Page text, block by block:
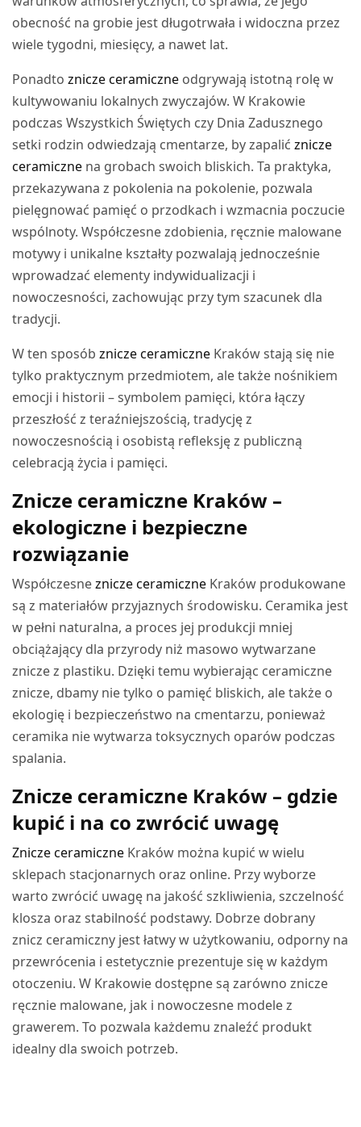
obecność na grobie jest długotrwała i widoczna przez
wiele tygodni, miesięcy, a nawet lat.
Ponadtoznicze ceramiczne odgrywają istotną rolę w
kultywowaniu lokalnych zwyczajów. W Krakowie
podczas Wszystkich Świętych czy Dnia Zadusznego
setki rodzin odwiedzają cmentarze, by zapalićznicze
ceramiczne na grobach swoich bliskich. Ta praktyka,
przekazywana z pokolenia na pokolenie, pozwala
pielęgnować pamięć o przodkach i wzmacnia poczucie
wspólnoty. Współczesne zdobienia, ręcznie malowane
motywy i unikalne kształty pozwalają jednocześnie
wprowadzać elementy indywidualizacji i
nowoczesności, zachowując przy tym szacunek dla
tradycji.
W ten sposóbznicze ceramiczne Kraków stają się nie
tylko praktycznym przedmiotem, ale także nośnikiem
emocji i historii – symbolem pamięci, która łączy
przeszłość z teraźniejszością, tradycję z
nowoczesnością i osobistą refleksję z publiczną
celebracją życia i pamięci.
Znicze ceramiczne Kraków –
ekologiczne i bezpieczne
rozwiązanie
Współczesneznicze ceramiczne Kraków produkowane
są z materiałów przyjaznych środowisku. Ceramika jest
w pełni naturalna, a proces jej produkcji mniej
obciążający dla przyrody niż masowo wytwarzane
znicze z plastiku. Dzięki temu wybierając ceramiczne
znicze, dbamy nie tylko o pamięć bliskich, ale także o
ekologię i bezpieczeństwo na cmentarzu, ponieważ
ceramika nie wytwarza toksycznych oparów podczas
spalania.
Znicze ceramiczne Kraków – gdzie
kupić i na co zwrócić uwagę
Znicze ceramiczne Kraków można kupić w wielu
sklepach stacjonarnych oraz online. Przy wyborze
warto zwrócić uwagę na jakość szkliwienia, szczelność
klosza oraz stabilność podstawy. Dobrze dobrany
znicz ceramiczny jest łatwy w użytkowaniu, odporny na
przewrócenia i estetycznie prezentuje się w każdym
otoczeniu. W Krakowie dostępne są zarówno znicze
ręcznie malowane, jak i nowoczesne modele z
grawerem. To pozwala każdemu znaleźć produkt
idealny dla swoich potrzeb.